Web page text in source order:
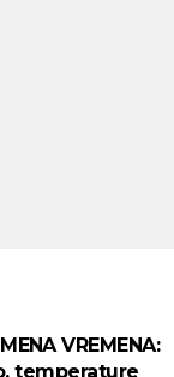
VREMENA:
temperature